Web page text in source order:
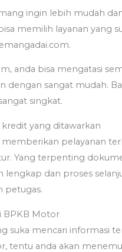
ingin lebih mudah
memilih layanan yang
anda bisa mengatasi
dengan sangat mudah.
singkat.
yang ditawarkan
memberikan pelayanan
Yang terpenting
lengkap dan proses
petugas.
BPKB Motor
suka mencari informasi
tentu anda akan